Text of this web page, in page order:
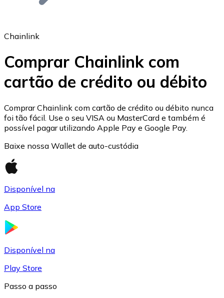
Ethereum
ETH
USDC
Chainlink
Comprar Chainlink com
cartão de crédito ou débito
Comprar Chainlink com cartão de crédito ou débito nunca
foi tão fácil. Use o seu VISA ou MasterCard e também é
possível pagar utilizando Apple Pay e Google Pay.
Baixe nossa Wallet de auto-custódia
Disponível na
App Store
Disponível na
Play Store
Passo a passo